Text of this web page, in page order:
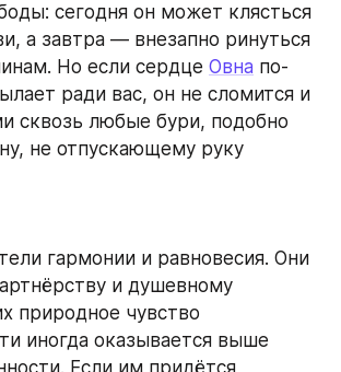
сегодня он может клясться
а завтра — внезапно ринуться
Но если сердце Овна по-
ради вас, он не сломится и
сквозь любые бури, подобно
не отпускающему руку
гармонии и равновесия. Они
и душевному
природное чувство
иногда оказывается выше